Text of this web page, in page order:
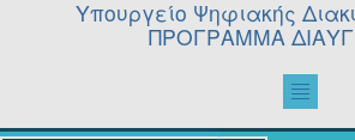
Υπουργείο Ψηφιακής
ΠΡΟΓΡΑΜΜΑ